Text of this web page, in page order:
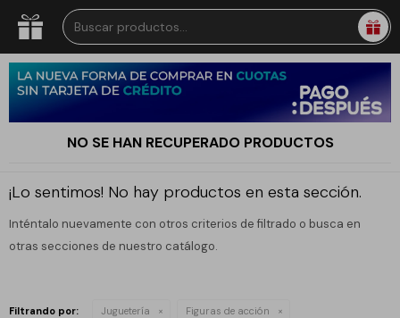
NO SE HAN RECUPERADO PRODUCTOS
¡Lo sentimos! No hay productos en esta sección.
Inténtalo nuevamente con otros criterios de filtrado o busca en
otras secciones de nuestro catálogo.
Filtrando por: Juguetería
Figuras de acción